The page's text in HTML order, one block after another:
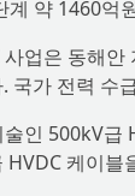
계 약 1460억
업은 동해
국가 전력 수
인 500kV급
케이블